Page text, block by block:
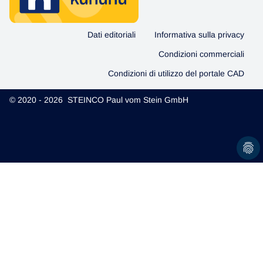
Dati editoriali Informativa sulla privacy
Condizioni commerciali
Condizioni di utilizzo del portale CAD
© 2020 - 2026 STEINCO Paul vom Stein GmbH